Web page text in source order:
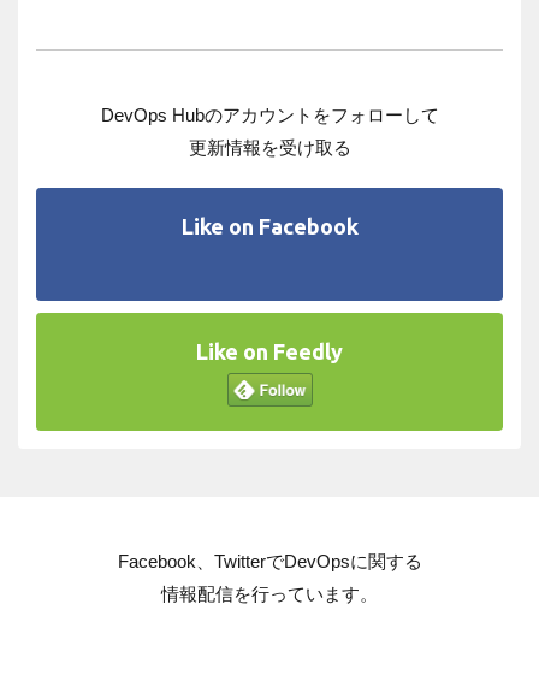
DevOps Hubのアカウントをフォローして
更新情報を受け取る
Like on Facebook
Like on Feedly
Facebook、TwitterでDevOpsに関する
情報配信を行っています。